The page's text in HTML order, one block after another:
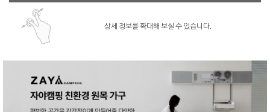
상세 정보를 확대해 보실 수 있습니다.